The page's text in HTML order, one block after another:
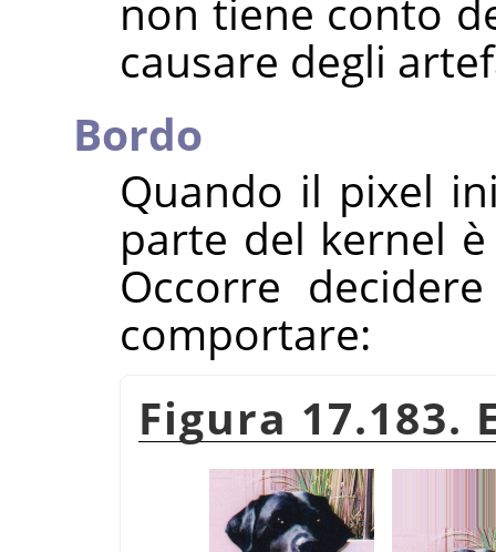
non tiene conto
causare degli
Bordo
Quando il pixel
parte del kernel
Occorre
comportare:
Figura 17.183.